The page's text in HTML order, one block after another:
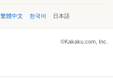
繁體中文 한국어 日本語
©Kakaku.com, Inc.